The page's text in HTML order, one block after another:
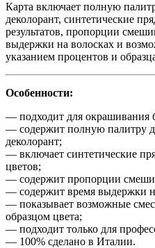
Карта включает полную
деколорант, синтетические
результатов, пропорции
выдержки на волосках и
указанием процентов и
Особенности:
— подходит для окрашивания
— содержит полную палитру
деколорант;
— включает синтетические
цветов;
— содержит пропорции
— содержит время выдержки
— показывает возможные
образцом цвета;
— подходит только для
— 100% сделано в Италии.